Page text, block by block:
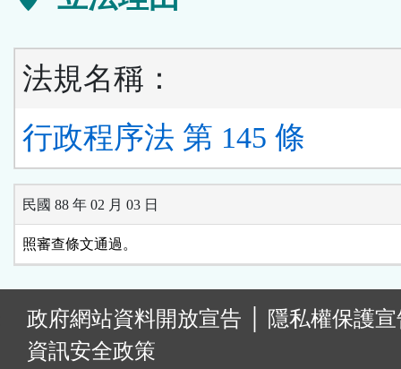
法規名稱：
行政程序法 第 145 條
民國 88 年 02 月 03 日
照審查條文通過。
政府網站資料開放宣告
隱私權保護
資訊安全政策